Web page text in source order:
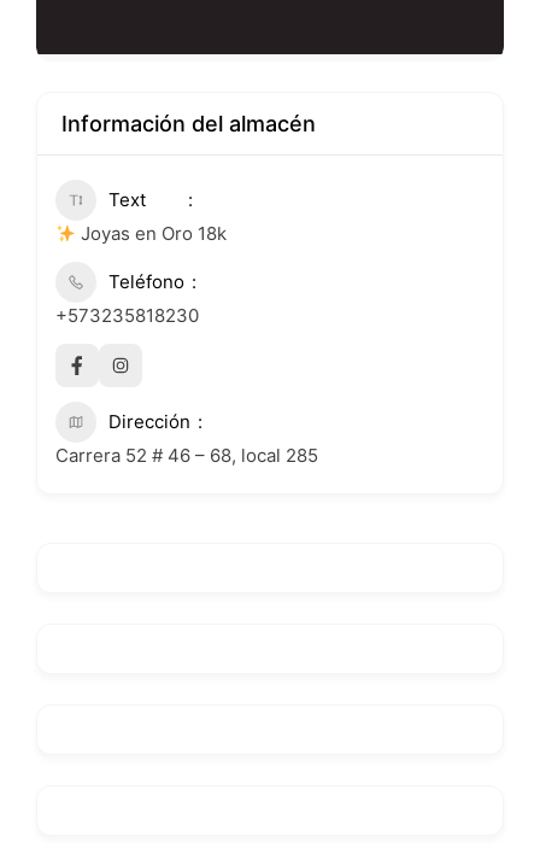
Información del almacén
Text
Joyas en Oro 18k
Teléfono
+573235818230
Dirección
Carrera 52 # 46 – 68, local 285